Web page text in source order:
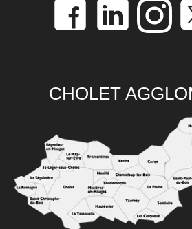
CHOLET